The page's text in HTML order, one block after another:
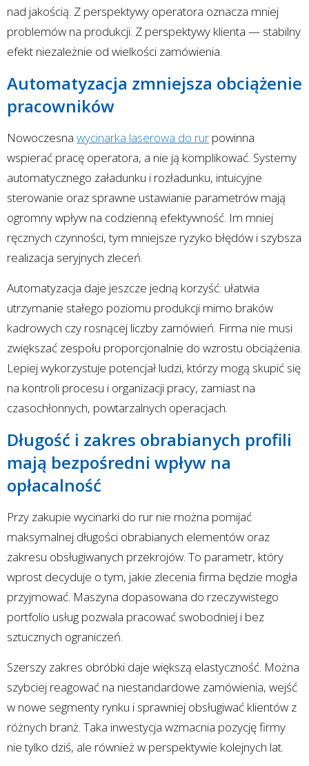
nad jakością. Z perspektywy operatora oznacza mniej
problemów na produkcji. Z perspektywy klienta — stabilny
efekt niezależnie od wielkości zamówienia.
Automatyzacja zmniejsza obciążenie
pracowników
Nowoczesna wycinarka laserowa do rur powinna
wspierać pracę operatora, a nie ją komplikować. Systemy
automatycznego załadunku i rozładunku, intuicyjne
sterowanie oraz sprawne ustawianie parametrów mają
ogromny wpływ na codzienną efektywność. Im mniej
ręcznych czynności, tym mniejsze ryzyko błędów i szybsza
realizacja seryjnych zleceń.
Automatyzacja daje jeszcze jedną korzyść: ułatwia
utrzymanie stałego poziomu produkcji mimo braków
kadrowych czy rosnącej liczby zamówień. Firma nie musi
zwiększać zespołu proporcjonalnie do wzrostu obciążenia.
Lepiej wykorzystuje potencjał ludzi, którzy mogą skupić się
na kontroli procesu i organizacji pracy, zamiast na
czasochłonnych, powtarzalnych operacjach.
Długość i zakres obrabianych profili
mają bezpośredni wpływ na
opłacalność
Przy zakupie wycinarki do rur nie można pomijać
maksymalnej długości obrabianych elementów oraz
zakresu obsługiwanych przekrojów. To parametr, który
wprost decyduje o tym, jakie zlecenia firma będzie mogła
przyjmować. Maszyna dopasowana do rzeczywistego
portfolio usług pozwala pracować swobodniej i bez
sztucznych ograniczeń.
Szerszy zakres obróbki daje większą elastyczność. Można
szybciej reagować na niestandardowe zamówienia, wejść
w nowe segmenty rynku i sprawniej obsługiwać klientów z
różnych branż. Taka inwestycja wzmacnia pozycję firmy
nie tylko dziś, ale również w perspektywie kolejnych lat.